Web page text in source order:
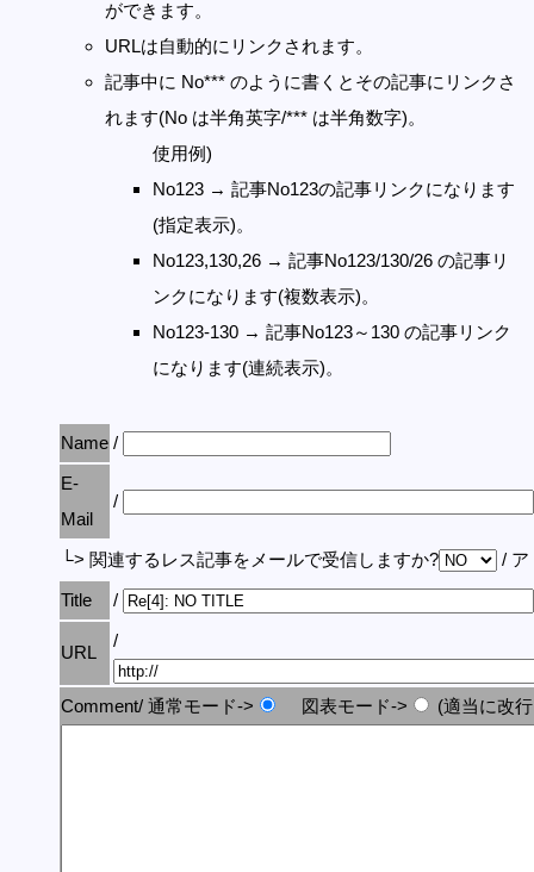
ができます。
URLは自動的にリンクされます。
記事中に No*** のように書くとその記事にリンクさ
れます(No は半角英字/*** は半角数字)。
使用例)
No123 → 記事No123の記事リンクになります
(指定表示)。
No123,130,26 → 記事No123/130/26 の記事リ
ンクになります(複数表示)。
No123-130 → 記事No123～130 の記事リンク
になります(連続表示)。
Name /
E-
Mail
/
└> 関連するレス記事をメールで受信しますか?
/ ア
Title
/
URL
/
Comment/ 通常モード-> 図表モード-> (適当に改